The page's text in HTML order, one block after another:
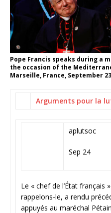
Pope Francis speaks during a
the occasion of the
Marseille, France, September
Arguments pour la
aplutsoc
Sep 24
Le « chef de l’État français
rappelons-le, a rendu
appuyés au maréchal